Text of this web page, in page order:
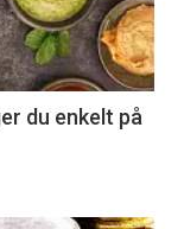
du enkelt på